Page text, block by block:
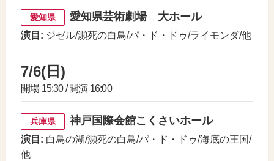
愛知県 愛知県芸術劇場 大ホール
演目: ジゼル/瀕死の白鳥/パ・ド・ドゥ/ライモンダ/他
7/6(日)
開場 15:30 / 開演 16:00
兵庫県 神戸国際会館こくさいホール
演目: 白鳥の湖/瀕死の白鳥/パ・ド・ドゥ/海底の王国/
他